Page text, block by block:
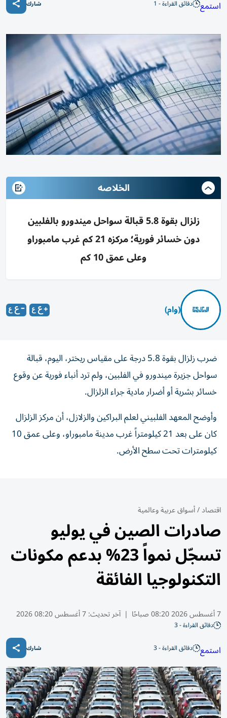
استمع دقائق القراءة - 1 شارك
الخلاصه
زلزال بقوة 5.8 قبالة سواحل ميندورو بالفلبين
دون خسائر فورية؛ مركزه 21 كم غرب مامبوراو
وعلى عمق 10 كم
(وام)
ضرب زلزال بقوة 5.8 درجة على مقياس ريختر، اليوم، قبالة
سواحل جزيرة ميندورو في الفلبين، ولم ترد أنباء فورية عن وقوع
خسائر بشرية أو أضرار مادية جراء الزلزال.
وأوضح المعهد الفلبيني لعلم البراكين والزلازل، أن مركز الزلزال
كان على بعد 21 كيلومتراً غرب مدينة مامبوراو، وعلى عمق 10
كيلومترات تحت سطح الأرض.
اقتصاد/أسواق عربية وعالمية
صادرات الصين في يوليو
تسجّل نمواً 23% بدعم مكونات
التكنولوجيا الفائقة
7 أغسطس 2026 08:20 صباحًا | آخر تحديث:7 أغسطس 08:20 2026
دقائق القراءة - 3
استمع دقائق القراءة - 3 شارك